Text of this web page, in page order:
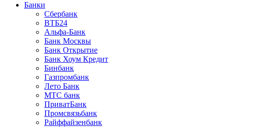
Банки
Сбербанк
ВТБ24
Альфа-Банк
Банк Москвы
Банк Открытие
Банк Хоум Кредит
Бинбанк
Газпромбанк
Лето Банк
МТС банк
ПриватБанк
Промсвязьбанк
Райффайзенбанк